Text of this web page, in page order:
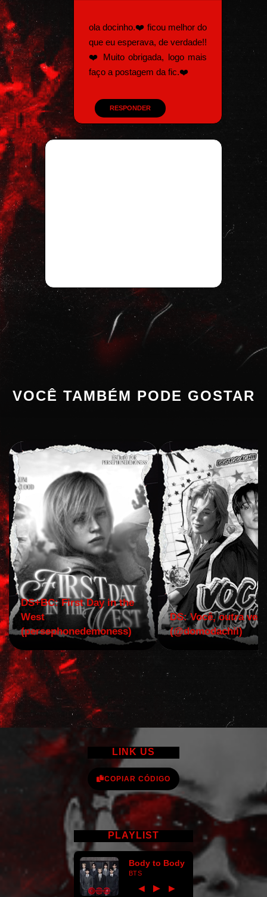
ola docinho.❤️ ficou melhor do
que eu esperava, de verdade!!
❤️ Muito obrigada, logo mais
faço a postagem da fic.❤️
RESPONDER
VOCÊ TAMBÉM PODE GOSTAR
DS+BC: First Day in the
West
(persephonedemoness)
DS: Você, outra vez!
(@domodachii)
LINK US
COPIAR CÓDIGO
PLAYLIST
Body to Body
BTS
◀ ► ▶